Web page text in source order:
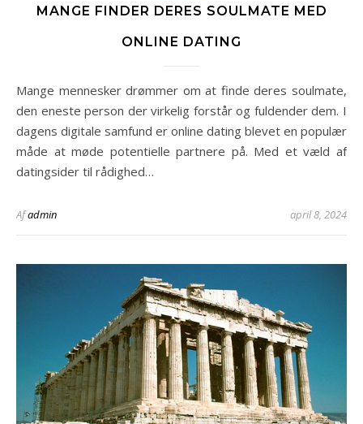
MANGE FINDER DERES SOULMATE MED
ONLINE DATING
Mange mennesker drømmer om at finde deres soulmate,
den eneste person der virkelig forstår og fuldender dem. I
dagens digitale samfund er online dating blevet en populær
måde at møde potentielle partnere på. Med et væld af
datingsider til rådighed…
Afadmin april 8, 2024